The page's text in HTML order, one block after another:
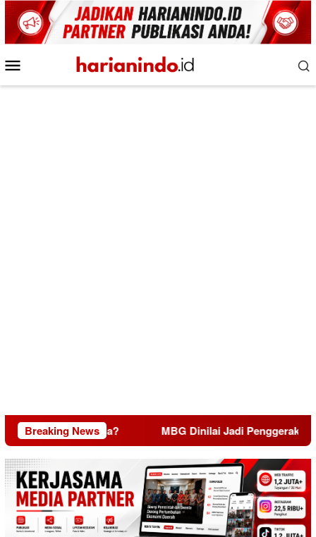
Loncat
ke
konten
Mobile
Breaking News
Tata Kelola? MBG Dinilai Jadi Penggerak